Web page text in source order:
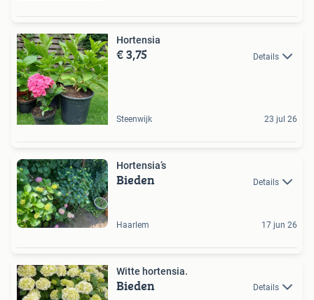
Hortensia
€ 3,75 Details
Steenwijk 23 jul 26
Hortensia’s
Bieden Details
Haarlem 17 jun 26
Witte hortensia.
Bieden Details